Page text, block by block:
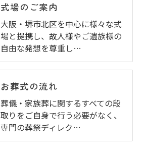
式場のご案内
大阪・堺市北区を中心に様々な式
場と提携し、故人様やご遺族様の
自由な発想を尊重し…
お葬式の流れ
葬儀・家族葬に関するすべての段
取りをご自身で行う必要がなく、
専門の葬祭ディレク…